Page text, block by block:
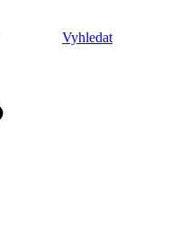
Vyhledat